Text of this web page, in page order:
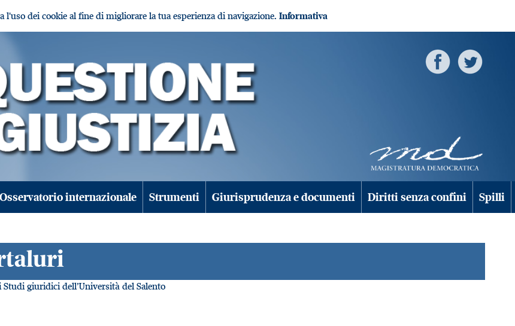
l'uso dei cookie al fine di migliorare la tua esperienza di navigazione. Informativa
Osservatorio internazionale Strumenti Giurisprudenza e documenti Diritti senza confini Spilli
giuridici dell’Università del Salento